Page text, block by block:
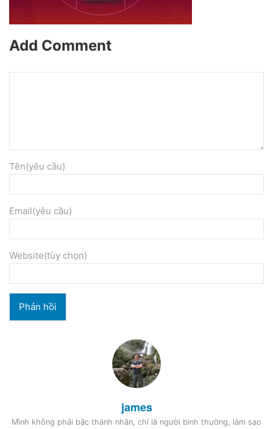
Add Comment
Tên(yêu cầu)
Email(yêu cầu)
Website(tùy chọn)
james
Mình không phải bậc thánh nhân, chỉ là người bình thường, làm sao